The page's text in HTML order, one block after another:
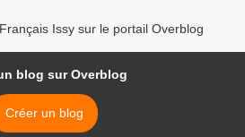
Issy sur le portail Overblog
blog sur Overblog
Créer un blog